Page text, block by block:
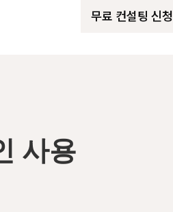
무료 컨설팅 신청
사용